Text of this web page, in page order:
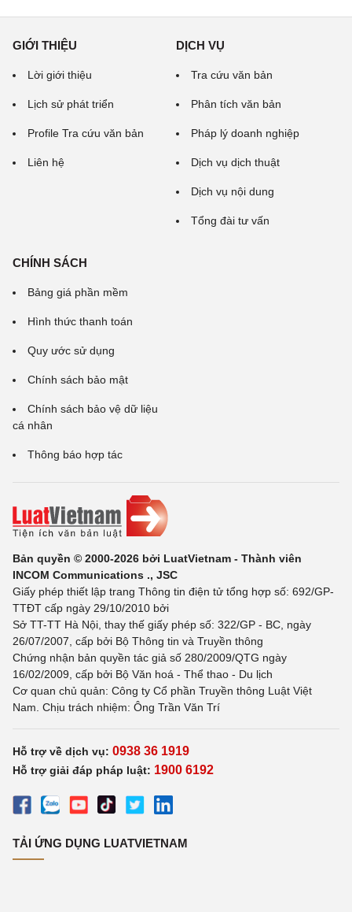
GIỚI THIỆU
Lời giới thiệu
Lịch sử phát triển
Profile Tra cứu văn bản
Liên hệ
DỊCH VỤ
Tra cứu văn bản
Phân tích văn bản
Pháp lý doanh nghiệp
Dịch vụ dịch thuật
Dịch vụ nội dung
Tổng đài tư vấn
CHÍNH SÁCH
Bảng giá phần mềm
Hình thức thanh toán
Quy ước sử dụng
Chính sách bảo mật
Chính sách bảo vệ dữ liệu
cá nhân
Thông báo hợp tác
Bản quyền © 2000-2026 bởi LuatVietnam - Thành viên
INCOM Communications ., JSC
Giấy phép thiết lập trang Thông tin điện tử tổng hợp số: 692/GP-
TTĐT cấp ngày 29/10/2010 bởi
Sở TT-TT Hà Nội, thay thế giấy phép số: 322/GP - BC, ngày
26/07/2007, cấp bởi Bộ Thông tin và Truyền thông
Chứng nhận bản quyền tác giả số 280/2009/QTG ngày
16/02/2009, cấp bởi Bộ Văn hoá - Thể thao - Du lịch
Cơ quan chủ quản: Công ty Cổ phần Truyền thông Luật Việt
Nam. Chịu trách nhiệm: Ông Trần Văn Trí
Hỗ trợ về dịch vụ: 0938 36 1919
Hỗ trợ giải đáp pháp luật: 1900 6192
TẢI ỨNG DỤNG LUATVIETNAM